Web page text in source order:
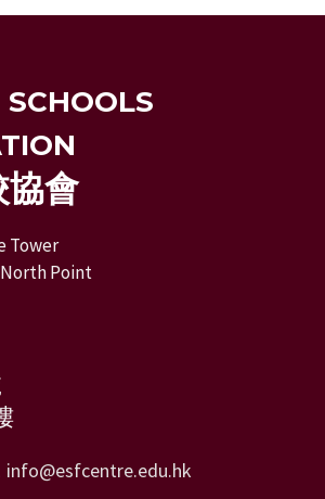
SCHOOLS
協會
Tower
North Point
info@esfcentre.edu.hk